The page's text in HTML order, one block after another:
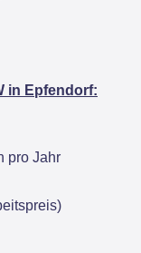
in Epfendorf:
pro Jahr